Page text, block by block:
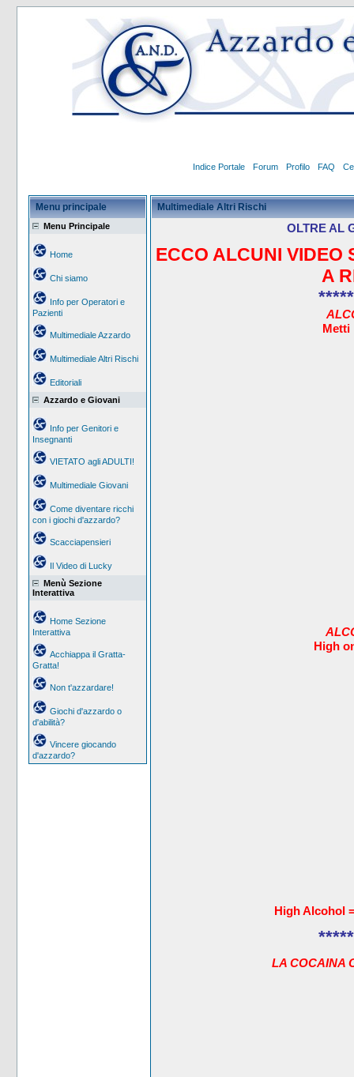
Indice Portale Forum Profilo FAQ
Menu principale
Menu Principale
Home
Chi siamo
Info per Operatori e
Pazienti
Multimediale Azzardo
Multimediale Altri Rischi
Editoriali
Azzardo e Giovani
Info per Genitori e
Insegnanti
VIETATO agli ADULTI!
Multimediale Giovani
Come diventare ricchi
con i giochi d'azzardo?
Scacciapensieri
Il Video di Lucky
Menù Sezione
Interattiva
Home Sezione
Interattiva
Acchiappa il Gratta-
Gratta!
Non t'azzardare!
Giochi d'azzardo o
d'abilità?
Vincere giocando
d'azzardo?
Multimediale Altri Rischi
OLTRE AL
ECCO ALCUNI VIDEO
A
Metti
High
High Alcohol
LA COCAINA